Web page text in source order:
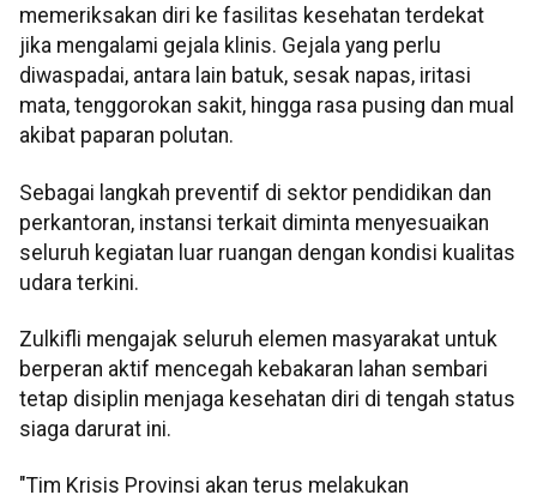
memeriksakan diri ke fasilitas kesehatan terdekat
jika mengalami gejala klinis. Gejala yang perlu
diwaspadai, antara lain batuk, sesak napas, iritasi
mata, tenggorokan sakit, hingga rasa pusing dan mual
akibat paparan polutan.
Sebagai langkah preventif di sektor pendidikan dan
perkantoran, instansi terkait diminta menyesuaikan
seluruh kegiatan luar ruangan dengan kondisi kualitas
udara terkini.
Zulkifli mengajak seluruh elemen masyarakat untuk
berperan aktif mencegah kebakaran lahan sembari
tetap disiplin menjaga kesehatan diri di tengah status
siaga darurat ini.
"Tim Krisis Provinsi akan terus melakukan